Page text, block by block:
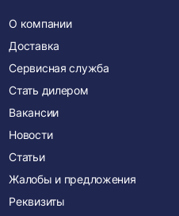
О компании
Доставка
Сервисная служба
Стать дилером
Вакансии
Новости
Статьи
Жалобы и предложения
Реквизиты